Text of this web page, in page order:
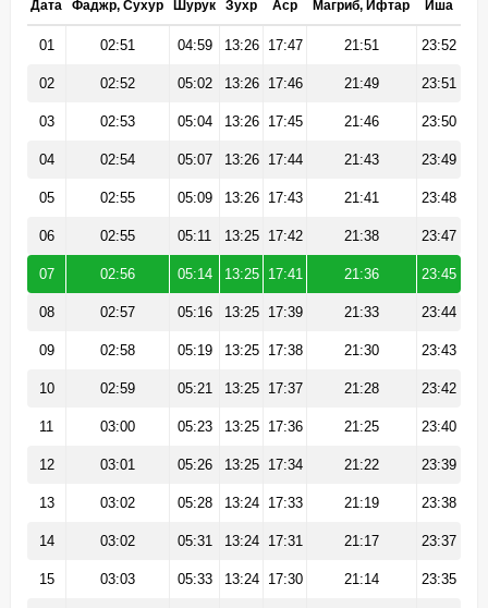
Дата Фаджр, Сухур Шурук Зухр Аср Магриб, Ифтар Иша
01 02:51 04:59 13:26 17:47 21:51 23:52
02 02:52 05:02 13:26 17:46 21:49 23:51
03 02:53 05:04 13:26 17:45 21:46 23:50
04 02:54 05:07 13:26 17:44 21:43 23:49
05 02:55 05:09 13:26 17:43 21:41 23:48
06 02:55 05:11 13:25 17:42 21:38 23:47
07 02:56 05:14 13:25 17:41 21:36 23:45
08 02:57 05:16 13:25 17:39 21:33 23:44
09 02:58 05:19 13:25 17:38 21:30 23:43
10 02:59 05:21 13:25 17:37 21:28 23:42
11 03:00 05:23 13:25 17:36 21:25 23:40
12 03:01 05:26 13:25 17:34 21:22 23:39
13 03:02 05:28 13:24 17:33 21:19 23:38
14 03:02 05:31 13:24 17:31 21:17 23:37
15 03:03 05:33 13:24 17:30 21:14 23:35